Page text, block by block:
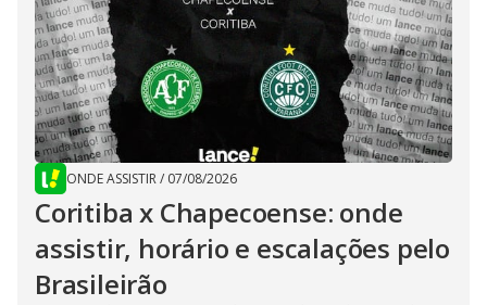
ONDE ASSISTIR/ 07/08/2026
Coritiba x Chapecoense: onde
assistir, horário e escalações pelo
Brasileirão